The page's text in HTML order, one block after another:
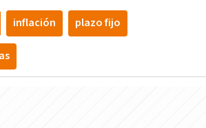
inflación plazo fijo